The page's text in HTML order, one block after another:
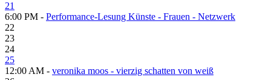
21
6:00 PM - Performance-Lesung Künste - Frauen - Netzwerk
22
23
24
25
12:00 AM - veronika moos - vierzig schatten von weiß